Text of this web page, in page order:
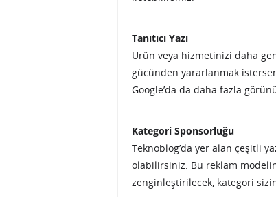
Tanıtıcı Yazı
Ürün veya hizmetinizi daha
gücünden yararlanmak
Google’da da daha fazla
Kategori Sponsorluğu
Teknoblog’da yer alan çeşitli
olabilirsiniz. Bu reklam
zenginleştirilecek, kategori